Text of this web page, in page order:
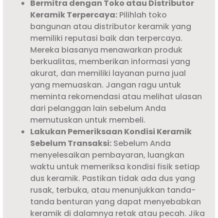
Bermitra dengan Toko atau Distributor
Keramik Terpercaya: Pilihlah toko
bangunan atau distributor keramik yang
memiliki reputasi baik dan terpercaya.
Mereka biasanya menawarkan produk
berkualitas, memberikan informasi yang
akurat, dan memiliki layanan purna jual
yang memuaskan. Jangan ragu untuk
meminta rekomendasi atau melihat ulasan
dari pelanggan lain sebelum Anda
memutuskan untuk membeli.
Lakukan Pemeriksaan Kondisi Keramik
Sebelum Transaksi: Sebelum Anda
menyelesaikan pembayaran, luangkan
waktu untuk memeriksa kondisi fisik setiap
dus keramik. Pastikan tidak ada dus yang
rusak, terbuka, atau menunjukkan tanda-
tanda benturan yang dapat menyebabkan
keramik di dalamnya retak atau pecah. Jika